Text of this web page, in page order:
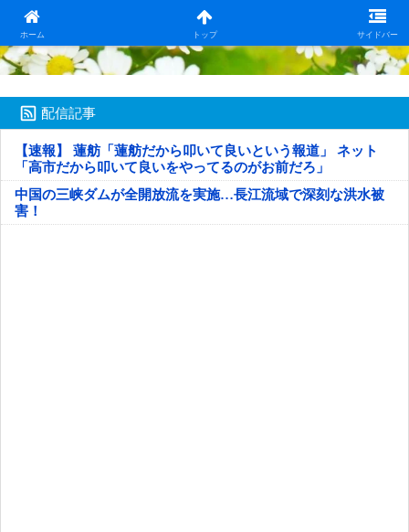
ホーム トップ サイドバー
日本第一！ニュース録
配信記事
【速報】 蓮舫「蓮舫だから叩いて良いという報道」 ネット
「高市だから叩いて良いをやってるのがお前だろ」
中国の三峡ダムが全開放流を実施…長江流域で深刻な洪水被
害！